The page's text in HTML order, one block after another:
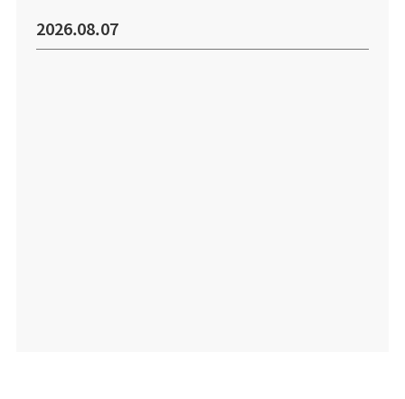
2026.08.07